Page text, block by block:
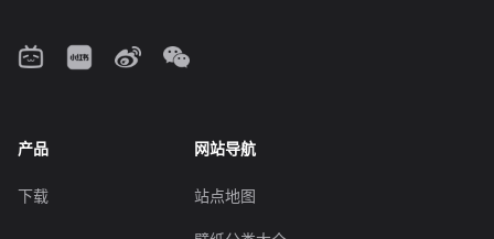
产品
下载
网站导航
站点地图